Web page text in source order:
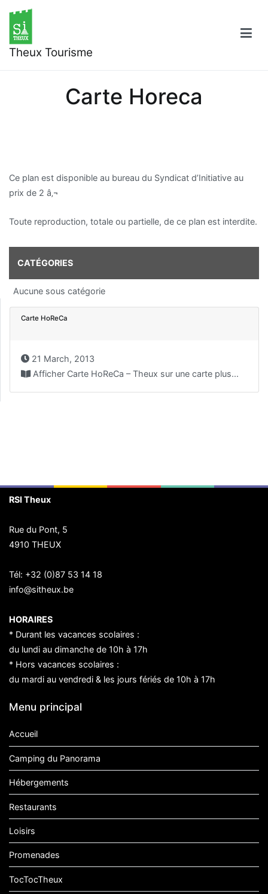
contenu
Theux Tourisme
Carte Horeca
Ce plan est disponible au bureau du Syndicat d’Initiative au
prix de 2 â‚¬
Toute reproduction, totale ou partielle, de ce plan est interdite.
CATÉGORIES
Aucune sous catégorie
Carte HoReCa
21 March, 2013
Afficher Carte HoReCa – Theux sur une carte plus...
RSI Theux
Rue du Pont, 5
4910 THEUX
Tél: +32 (0)87 53 14 18
info@sitheux.be
HORAIRES
* Durant les vacances scolaires :
du lundi au dimanche de 10h à 17h
* Hors vacances scolaires :
du mardi au vendredi & les jours fériés de 10h à 17h
Menu principal
Accueil
Camping du Panorama
Hébergements
Restaurants
Loisirs
Promenades
TocTocTheux